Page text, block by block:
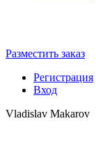
Разместить заказ
Регистрация
Вход
Vladislav Makarov